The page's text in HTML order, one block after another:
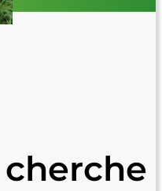
cherche